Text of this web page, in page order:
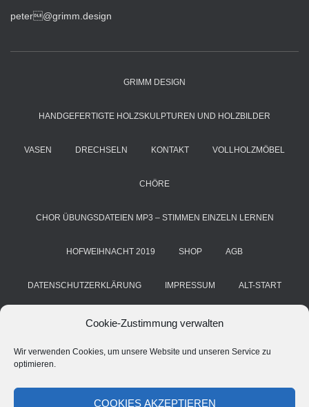
Cookie-Zustimmung verwalten
Wir verwenden Cookies, um unsere Website und unseren Service zu
optimieren.
COOKIES AKZEPTIEREN
peter@grimm.design
GRIMM DESIGN
HANDGEFERTIGTE HOLZSKULPTUREN UND HOLZBILDER
VASEN DRECHSELN KONTAKT VOLLHOLZMÖBEL
CHÖRE
CHOR ÜBUNGSDATEIEN MP3 – STIMMEN EINZELN LERNEN
HOFWEIHNACHT 2019 SHOP AGB
DATENSCHUTZERKLÄRUNG IMPRESSUM ALT-START
COOKIE-RICHTLINIE (EU) KUNST & HANDWERK
HANS GRIMM DEINE STIMME. DEIN CHOR. DEIN ERFOLG
CHORSTIMME ÜBEN – A CAPPELLA ÜBE-MP3 FÜR CHÖRE